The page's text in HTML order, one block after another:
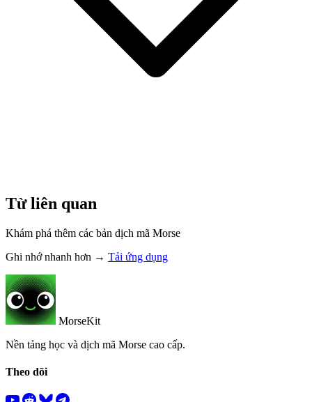
Từ liên quan
Khám phá thêm các bản dịch mã Morse
Ghi nhớ nhanh hơn → Tải ứng dụng
MorseKit
Nền tảng học và dịch mã Morse cao cấp.
Theo dõi